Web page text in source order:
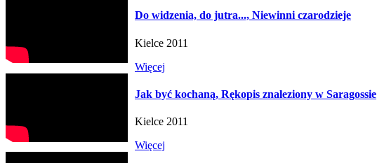
Do widzenia, do jutra..., Niewinni czarodzieje
Kielce 2011
Więcej
Jak być kochaną, Rękopis znaleziony w Saragossie
Kielce 2011
Więcej